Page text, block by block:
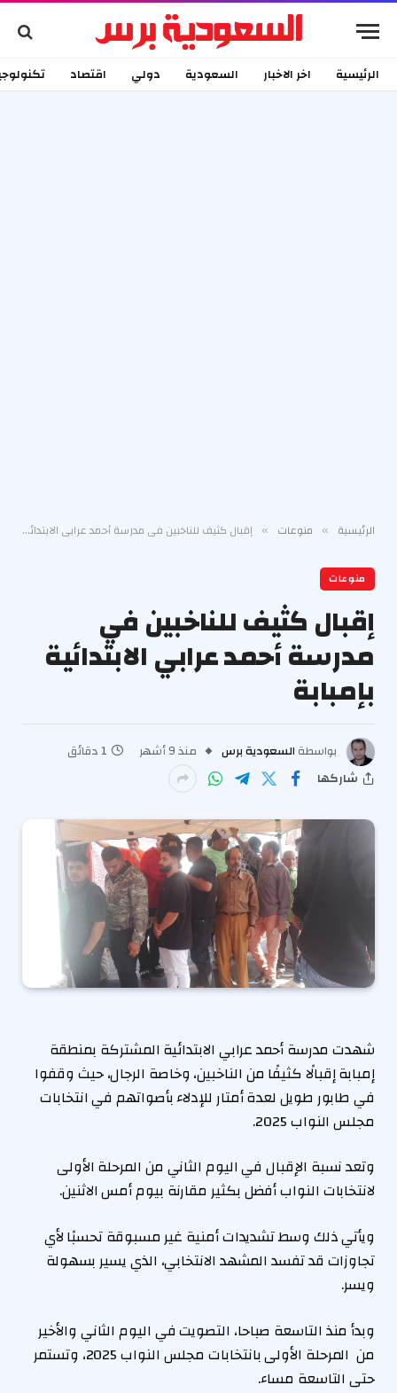
الرئيسية اخر الاخبار السعودية دولي اقتصاد
الرئيسية » منوعات » إقبال كثيف للناخبين في مدرسة أحمد عرابي الابتدائية بإمبابة
منوعات
إقبال كثيف للناخبين في
مدرسة أحمد عرابي الابتدائية
بإمبابة
بواسطة السعودية برس منذ 9 أشهر
1 دقائق
شاركها
شهدت مدرسة أحمد عرابي الابتدائية المشتركة بمنطقة
إمبابة إقبالًا كثيفًا من الناخبين، وخاصة الرجال، حيث وقفوا
في طابور طويل لعدة أمتار للإدلاء بأصواتهم في انتخابات
مجلس النواب 2025.
وتعد نسبة الإقبال في اليوم الثاني من المرحلة الأولى
لانتخابات النواب أفضل بكثير مقارنة بيوم أمس الاثنين.
ويأتي ذلك وسط تشديدات أمنية غير مسبوقة تحسبًا لأي
تجاوزات قد تفسد المشهد الانتخابي، الذي يسير بسهولة
ويسر.
وبدأ منذ التاسعة صباحا، التصويت في اليوم الثاني والأخير
من المرحلة الأولى بانتخابات مجلس النواب 2025، وتستمر
حتى التاسعة مساء.